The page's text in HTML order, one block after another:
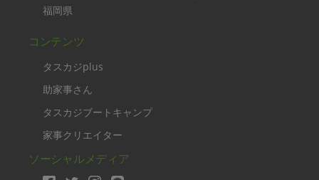
福岡県
コンテンツ
タスカジplus
助家事さん
タスカジブートキャンプ
家事クリエイター
ソーシャルメディア